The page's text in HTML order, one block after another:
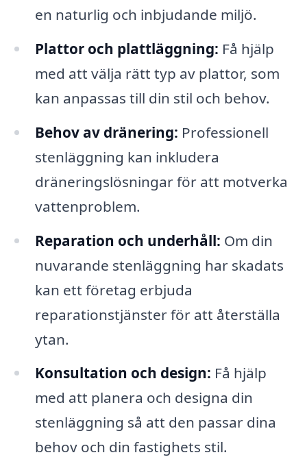
en naturlig och inbjudande miljö.
Plattor och plattläggning: Få hjälp
med att välja rätt typ av plattor, som
kan anpassas till din stil och behov.
Behov av dränering: Professionell
stenläggning kan inkludera
dräneringslösningar för att motverka
vattenproblem.
Reparation och underhåll: Om din
nuvarande stenläggning har skadats
kan ett företag erbjuda
reparationstjänster för att återställa
ytan.
Konsultation och design: Få hjälp
med att planera och designa din
stenläggning så att den passar dina
behov och din fastighets stil.